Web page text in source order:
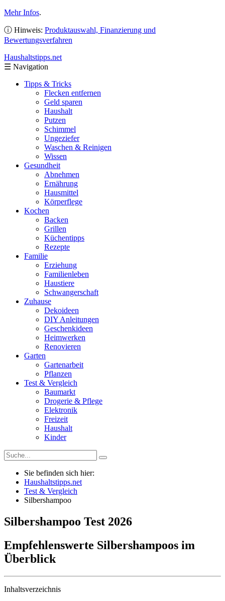
Mehr Infos.
ⓘ Hinweis: Produktauswahl, Finanzierung und
Bewertungsverfahren
Haushaltstipps.net
☰ Navigation
Tipps & Tricks
Flecken entfernen
Geld sparen
Haushalt
Putzen
Schimmel
Ungeziefer
Waschen & Reinigen
Wissen
Gesundheit
Abnehmen
Ernährung
Hausmittel
Körperflege
Kochen
Backen
Grillen
Küchentipps
Rezepte
Familie
Erziehung
Familienleben
Haustiere
Schwangerschaft
Zuhause
Dekoideen
DIY Anleitungen
Geschenkideen
Heimwerken
Renovieren
Garten
Gartenarbeit
Pflanzen
Test & Vergleich
Baumarkt
Drogerie & Pflege
Elektronik
Freizeit
Haushalt
Kinder
Sie befinden sich hier:
Haushaltstipps.net
Test & Vergleich
Silbershampoo
Silbershampoo Test 2026
Empfehlenswerte Silbershampoos im
Überblick
Inhaltsverzeichnis